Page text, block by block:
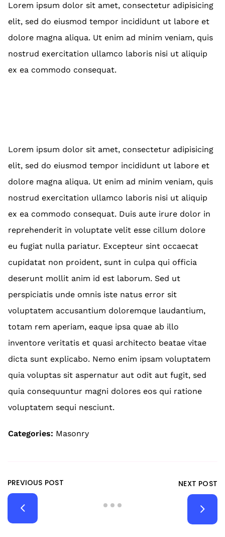
Lorem ipsum dolor sit amet, consectetur adipisicing
elit, sed do eiusmod tempor incididunt ut labore et
dolore magna aliqua. Ut enim ad minim veniam, quis
nostrud exercitation ullamco laboris nisi ut aliquip
ex ea commodo consequat.
Lorem ipsum dolor sit amet, consectetur adipisicing
elit, sed do eiusmod tempor incididunt ut labore et
dolore magna aliqua. Ut enim ad minim veniam, quis
nostrud exercitation ullamco laboris nisi ut aliquip
ex ea commodo consequat. Duis aute irure dolor in
reprehenderit in voluptate velit esse cillum dolore
eu fugiat nulla pariatur. Excepteur sint occaecat
cupidatat non proident, sunt in culpa qui officia
deserunt mollit anim id est laborum. Sed ut
perspiciatis unde omnis iste natus error sit
voluptatem accusantium doloremque laudantium,
totam rem aperiam, eaque ipsa quae ab illo
inventore veritatis et quasi architecto beatae vitae
dicta sunt explicabo. Nemo enim ipsam voluptatem
quia voluptas sit aspernatur aut odit aut fugit, sed
quia consequuntur magni dolores eos qui ratione
voluptatem sequi nesciunt.
Categories: Masonry
PREVIOUS POST NEXT POST